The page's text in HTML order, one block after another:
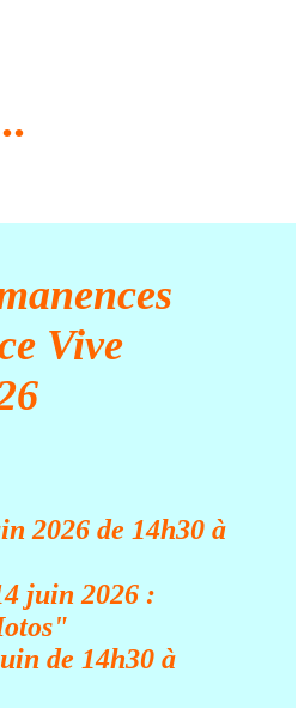
Vive
2026 de 14h30 à
juin 2026 :
"
de 14h30 à